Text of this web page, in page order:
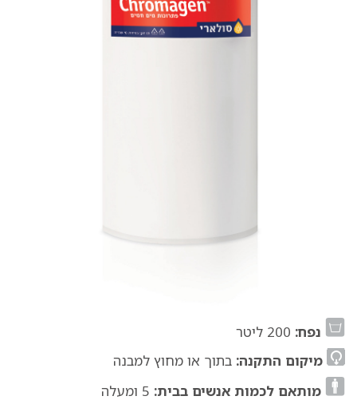
נפח:
מיקום התקנה: בתוך או מחוץ למבנה
מותאם לכמות אנשים בבית: